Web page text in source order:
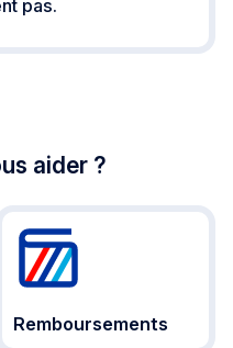
pas.
aider ?
Remboursements